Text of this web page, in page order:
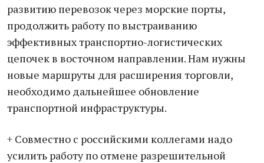
развитию перевозок через морские порты,
продолжить работу по выстраиванию
эффективных транспортно-логистических
цепочек в восточном направлении. Нам нужны
новые маршруты для расширения торговли,
необходимо дальнейшее обновление
транспортной инфраструктуры.
+ Совместно с российскими коллегами надо
усилить работу по отмене разрешительной